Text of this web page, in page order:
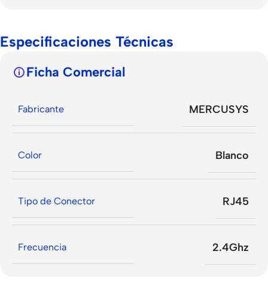
Especificaciones Técnicas
Ficha Comercial
Fabricante MERCUSYS
Color Blanco
Tipo de Conector RJ45
Frecuencia 2.4Ghz